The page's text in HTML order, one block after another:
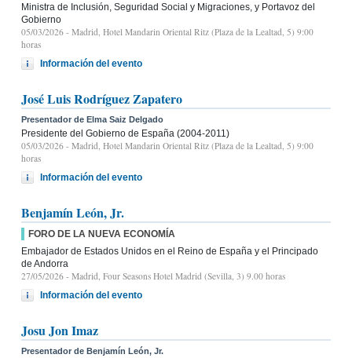
Ministra de Inclusión, Seguridad Social y Migraciones, y Portavoz del
Gobierno
05/03/2026 - Madrid, Hotel Mandarin Oriental Ritz (Plaza de la Lealtad, 5) 9:00
horas
Información del evento
José Luis Rodríguez Zapatero
Presentador de Elma Saiz Delgado
Presidente del Gobierno de España (2004-2011)
05/03/2026 - Madrid, Hotel Mandarin Oriental Ritz (Plaza de la Lealtad, 5) 9:00
horas
Información del evento
Benjamín León, Jr.
FORO DE LA NUEVA ECONOMÍA
Embajador de Estados Unidos en el Reino de España y el Principado
de Andorra
27/05/2026 - Madrid, Four Seasons Hotel Madrid (Sevilla, 3) 9.00 horas
Información del evento
Josu Jon Imaz
Presentador de Benjamín León, Jr.